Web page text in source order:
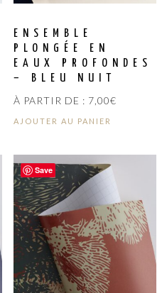
ENSEMBLE
PLONGÉE EN
EAUX PROFONDES
– BLEU NUIT
À PARTIR DE : 7,00€
AJOUTER AU PANIER
Save